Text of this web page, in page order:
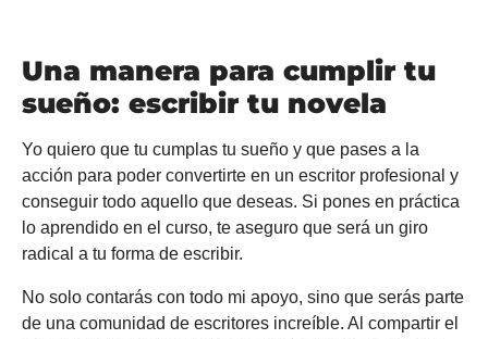
Una manera para cumplir tu
sueño: escribir tu novela
Yo quiero que tu cumplas tu sueño y que pases a la
acción para poder convertirte en un escritor profesional y
conseguir todo aquello que deseas. Si pones en práctica
lo aprendido en el curso, te aseguro que será un giro
radical a tu forma de escribir.
No solo contarás con todo mi apoyo, sino que serás parte
de una comunidad de escritores increíble. Al compartir el